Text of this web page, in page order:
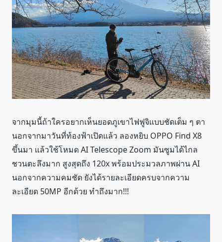
จากมุมนี้ถ้าใครอยากเห็นยอดภูเขาไฟฟูจิแบบชัดเต็ม ๆ ตา
นอกจากมาวันที่ท้องฟ้าเปิดแล้ว ลองหยิบ OPPO Find X8
ขึ้นมา แล้วใช้โหมด AI Telescope Zoom มันซูมได้ไกล
ชวนตะลึงมาก สูงสุดถึง 120x พร้อมประมวลภาพผ่าน AI
นอกจากความคมชัด ยังได้รายละเอียดครบจากความ
ละเอียด 50MP อีกด้วย ทำถึงมาก!!!